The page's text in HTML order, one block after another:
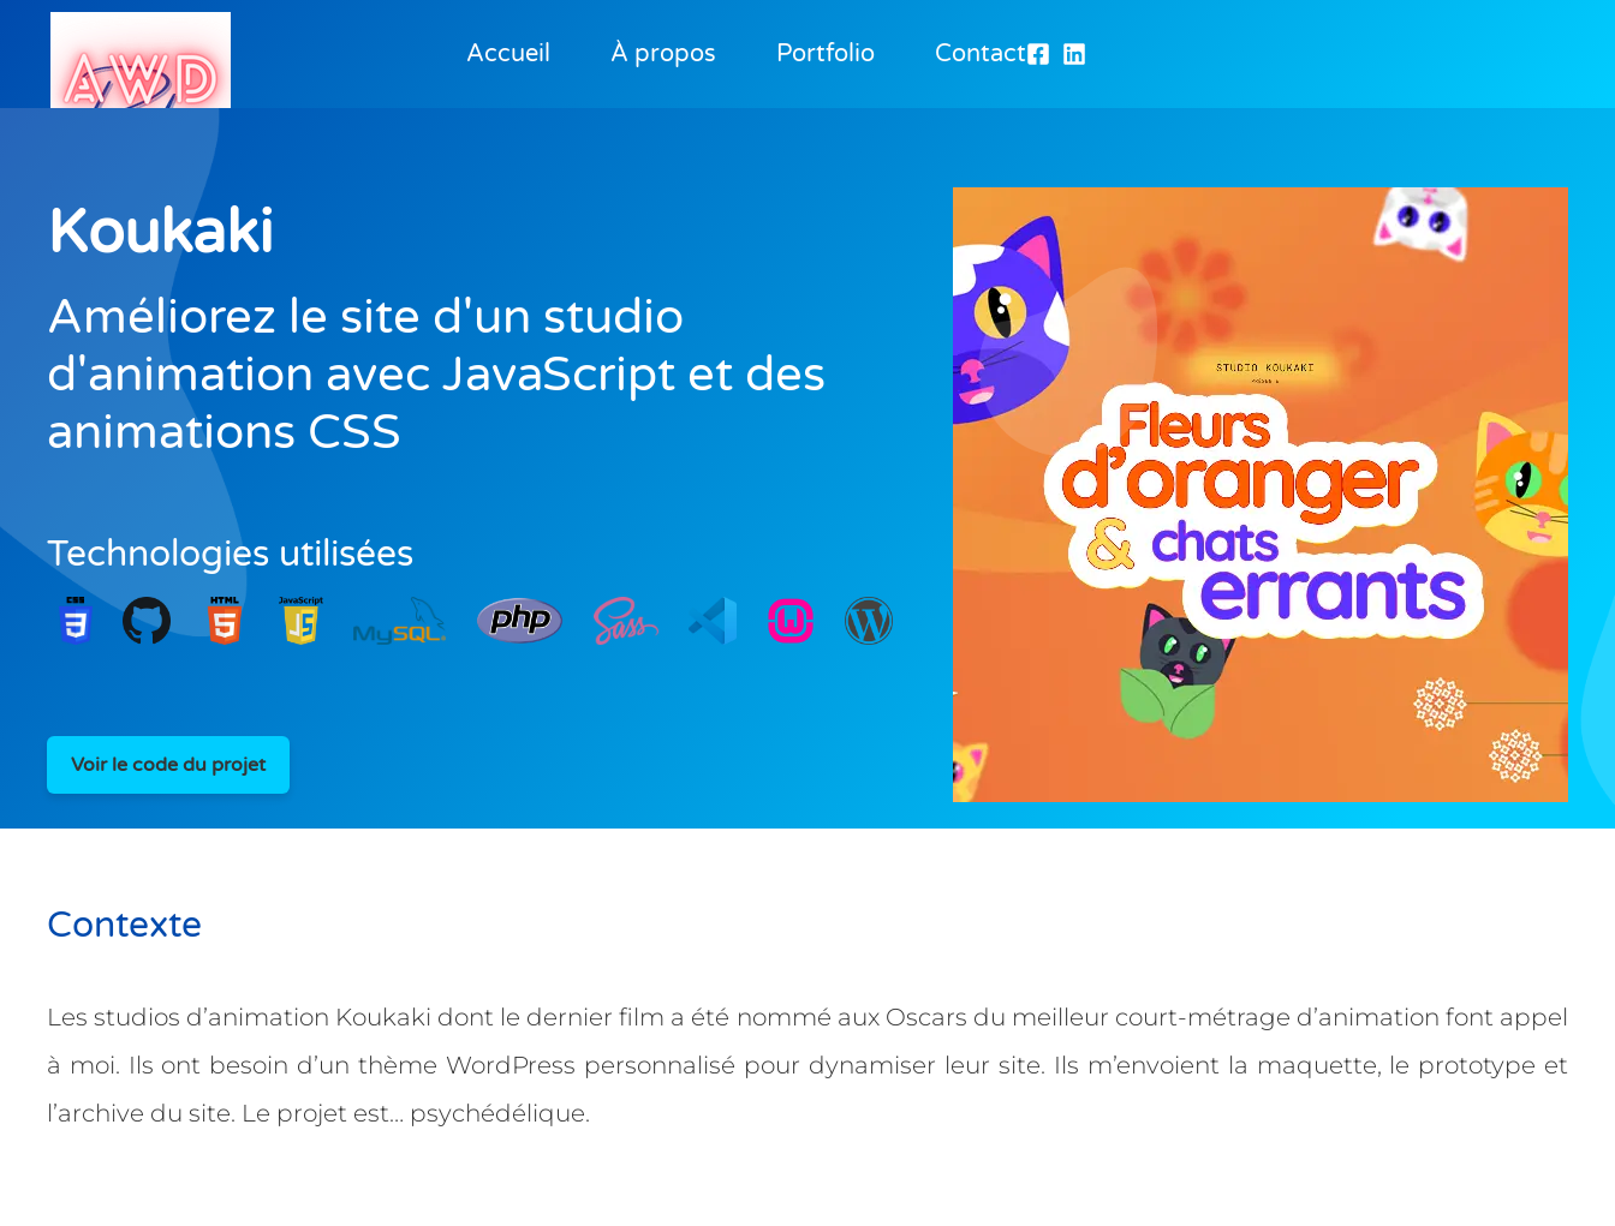
Accueil À propos Portfolio Contact
Koukaki
Améliorez le site d'un studio
d'animation avec JavaScript et des
animations CSS
Technologies utilisées
Voir le code du projet
Contexte
Les studios d’animation Koukaki dont le dernier film a été nommé aux Oscars du meilleur court-métrage d’animation font appel
à moi. Ils ont besoin d’un thème WordPress personnalisé pour dynamiser leur site. Ils m’envoient la maquette, le prototype et
l’archive du site. Le projet est… psychédélique.